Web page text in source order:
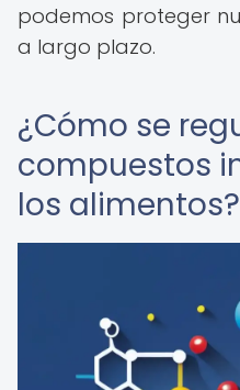
podemos proteger
a largo plazo.
¿Cómo se
compuestos
los alimentos?